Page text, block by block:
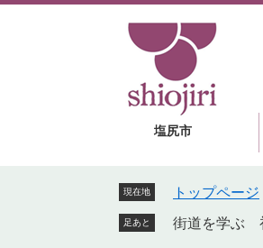
塩尻市
現在地 トップページ
足あと 街道を学ぶ